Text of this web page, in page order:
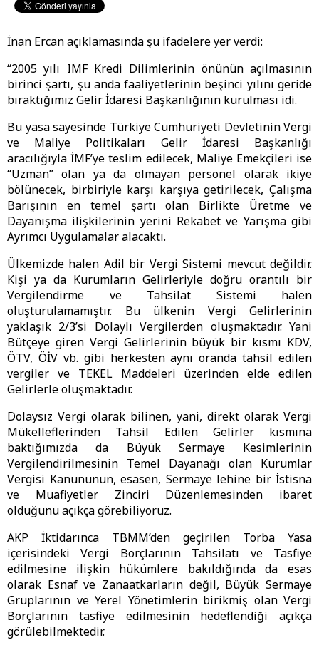
İnan Ercan açıklamasında şu ifadelere yer verdi:
“2005 yılı IMF Kredi Dilimlerinin önünün açılmasının
birinci şartı, şu anda faaliyetlerinin beşinci yılını geride
bıraktığımız Gelir İdaresi Başkanlığının kurulması idi.
Bu yasa sayesinde Türkiye Cumhuriyeti Devletinin Vergi
ve Maliye Politikaları Gelir İdaresi Başkanlığı
aracılığıyla İMF’ye teslim edilecek, Maliye Emekçileri ise
“Uzman” olan ya da olmayan personel olarak ikiye
bölünecek, birbiriyle karşı karşıya getirilecek, Çalışma
Barışının en temel şartı olan Birlikte Üretme ve
Dayanışma ilişkilerinin yerini Rekabet ve Yarışma gibi
Ayrımcı Uygulamalar alacaktı.
Ülkemizde halen Adil bir Vergi Sistemi mevcut değildir.
Kişi ya da Kurumların Gelirleriyle doğru orantılı bir
Vergilendirme ve Tahsilat Sistemi halen
oluşturulamamıştır. Bu ülkenin Vergi Gelirlerinin
yaklaşık 2/3’si Dolaylı Vergilerden oluşmaktadır. Yani
Bütçeye giren Vergi Gelirlerinin büyük bir kısmı KDV,
ÖTV, ÖİV vb. gibi herkesten aynı oranda tahsil edilen
vergiler ve TEKEL Maddeleri üzerinden elde edilen
Gelirlerle oluşmaktadır.
Dolaysız Vergi olarak bilinen, yani, direkt olarak Vergi
Mükelleflerinden Tahsil Edilen Gelirler kısmına
baktığımızda da Büyük Sermaye Kesimlerinin
Vergilendirilmesinin Temel Dayanağı olan Kurumlar
Vergisi Kanununun, esasen, Sermaye lehine bir İstisna
ve Muafiyetler Zinciri Düzenlemesinden ibaret
olduğunu açıkça görebiliyoruz.
AKP İktidarınca TBMM’den geçirilen Torba Yasa
içerisindeki Vergi Borçlarının Tahsilatı ve Tasfiye
edilmesine ilişkin hükümlere bakıldığında da esas
olarak Esnaf ve Zanaatkarların değil, Büyük Sermaye
Gruplarının ve Yerel Yönetimlerin birikmiş olan Vergi
Borçlarının tasfiye edilmesinin hedeflendiği açıkça
görülebilmektedir.